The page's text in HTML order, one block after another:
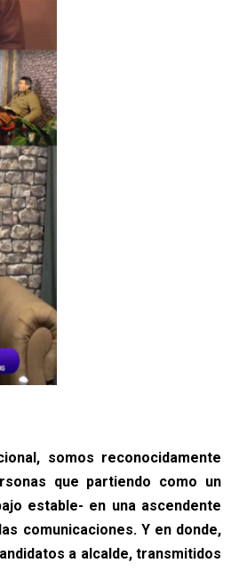
somos reconocidamente
que partiendo como un
estable- en una ascendente
comunicaciones. Y en donde,
a alcalde, transmitidos